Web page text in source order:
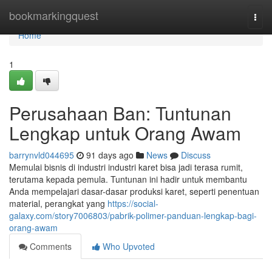
bookmarkingquest
Home
Home
1
Perusahaan Ban: Tuntunan
Lengkap untuk Orang Awam
barrynvld044695 91 days ago News
Discuss
Memulai bisnis di industri industri karet bisa jadi terasa rumit,
terutama kepada pemula. Tuntunan ini hadir untuk membantu
Anda mempelajari dasar-dasar produksi karet, seperti penentuan
material, perangkat yang https://social-
galaxy.com/story7006803/pabrik-polimer-panduan-lengkap-bagi-
orang-awam
Comments
Who Upvoted